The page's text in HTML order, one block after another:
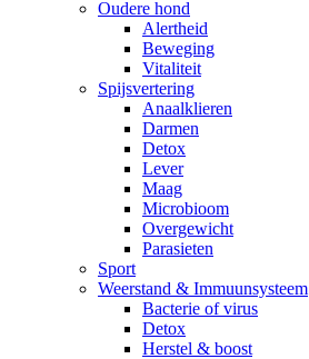
Oudere hond
Alertheid
Beweging
Vitaliteit
Spijsvertering
Anaalklieren
Darmen
Detox
Lever
Maag
Microbioom
Overgewicht
Parasieten
Sport
Weerstand & Immuunsysteem
Bacterie of virus
Detox
Herstel & boost